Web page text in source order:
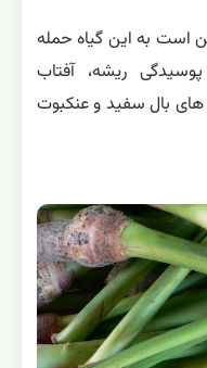
است به این گیاه حمله
ریشه، آفتاب
های بال سفید و عنکبوت